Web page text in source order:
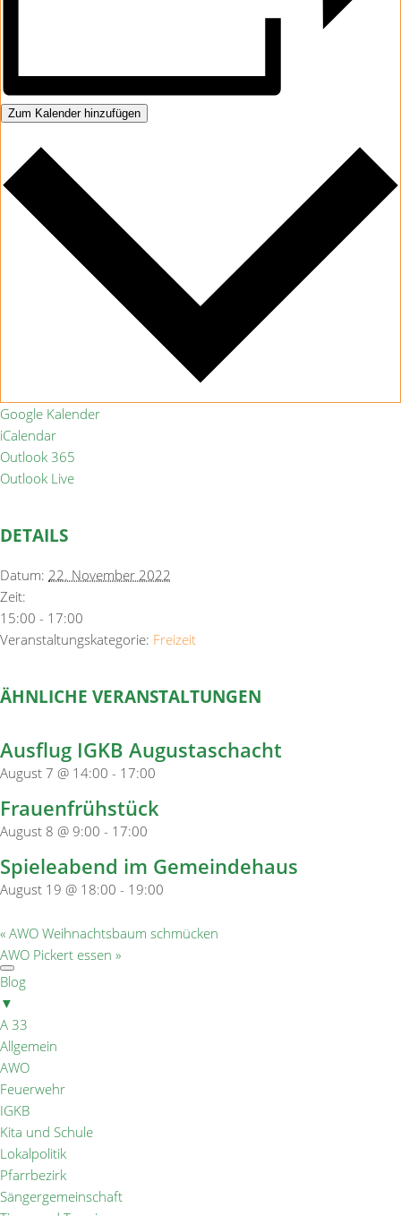
Zum Kalender hinzufügen
Google Kalender
iCalendar
Outlook 365
Outlook Live
DETAILS
Datum: 22. November 2022
Zeit:
15:00 - 17:00
Veranstaltungskategorie: Freizeit
ÄHNLICHE VERANSTALTUNGEN
Ausflug IGKB Augustaschacht
August 7 @ 14:00 - 17:00
Frauenfrühstück
August 8 @ 9:00 - 17:00
Spieleabend im Gemeindehaus
August 19 @ 18:00 - 19:00
« AWO Weihnachtsbaum schmücken
AWO Pickert essen »
Blog
▼
A 33
Allgemein
AWO
Feuerwehr
IGKB
Kita und Schule
Lokalpolitik
Pfarrbezirk
Sängergemeinschaft